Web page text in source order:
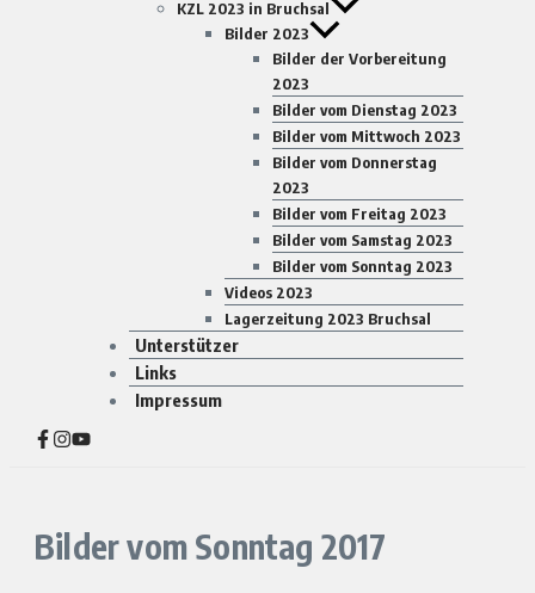
KZL 2023 in Bruchsal
Bilder 2023
Bilder der Vorbereitung
2023
Bilder vom Dienstag 2023
Bilder vom Mittwoch 2023
Bilder vom Donnerstag
2023
Bilder vom Freitag 2023
Bilder vom Samstag 2023
Bilder vom Sonntag 2023
Videos 2023
Lagerzeitung 2023 Bruchsal
Unterstützer
Links
Impressum
Bilder vom Sonntag 2017